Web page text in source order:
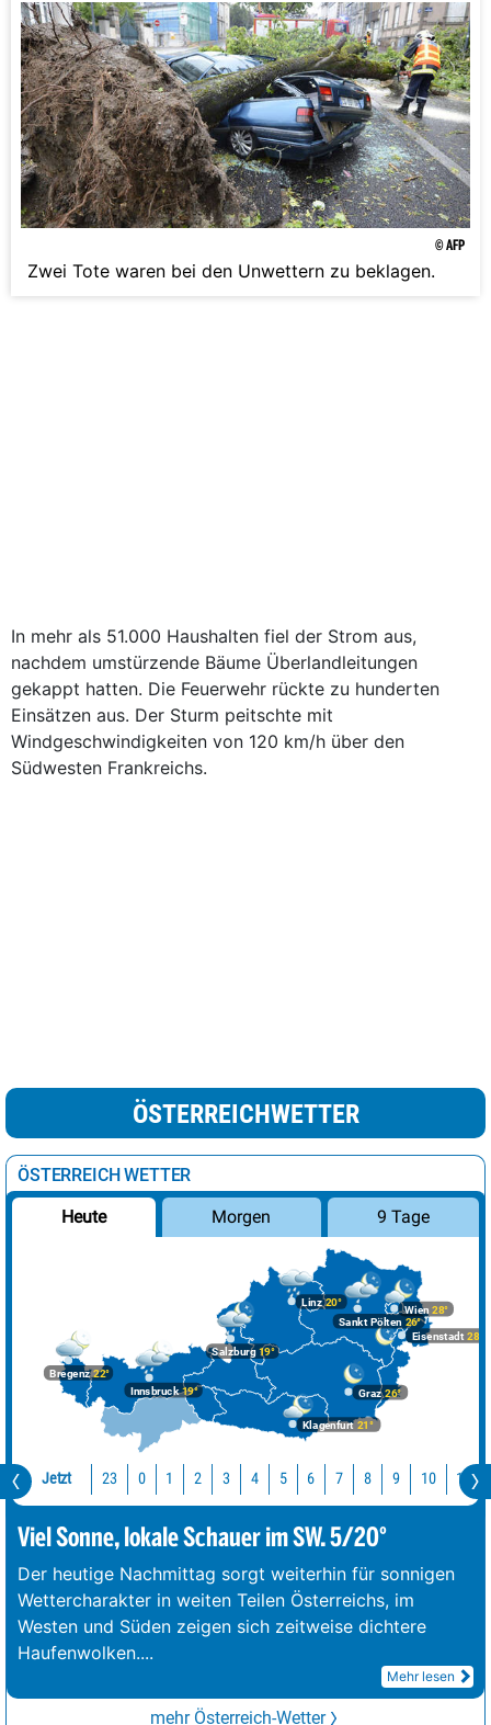
Land.
© AFP
Zwei Tote waren bei den Unwettern zu beklagen.
In mehr als 51.000 Haushalten fiel der Strom aus,
nachdem umstürzende Bäume Überlandleitungen
gekappt hatten. Die Feuerwehr rückte zu hunderten
Einsätzen aus. Der Sturm peitschte mit
Windgeschwindigkeiten von 120 km/h über den
Südwesten Frankreichs.
ÖSTERREICHWETTER
ÖSTERREICH WETTER
Heute Morgen 9 Tage
Bregenz22°
Graz26°
Innsbruck19°
Klagenfurt 21°
Linz20°
Salzburg19°
Wien 28°
Eisenstadt 28°
Sankt Pölten 26°
Jetzt 23 0 1 2 3 4 5 6 7 8 9 10 11
Viel Sonne, lokale Schauer im SW. 5/20°
Der heutige Nachmittag sorgt weiterhin für sonnigen
Wettercharakter in weiten Teilen Österreichs, im
Westen und Süden zeigen sich zeitweise dichtere
Haufenwolken....
Mehr lesen
mehr Österreich-Wetter